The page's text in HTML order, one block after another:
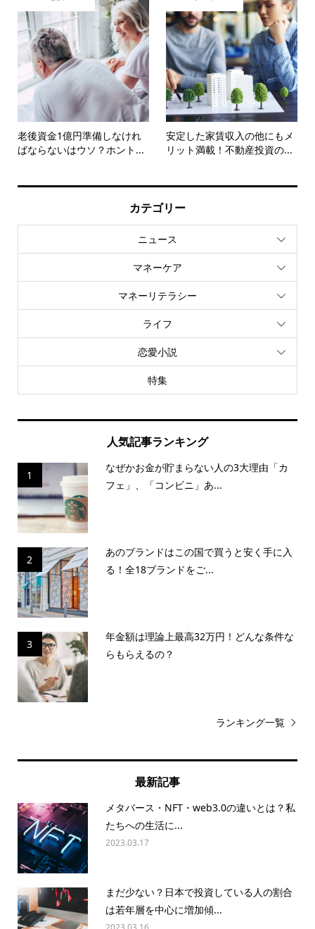
老後資金1億円準備しなけれ
ばならないはウソ？ホント...
安定した家賃収入の他にもメ
リット満載！不動産投資の...
カテゴリー
ニュース
マネーケア
マネーリテラシー
ライフ
恋愛小説
特集
人気記事ランキング
1
なぜかお金が貯まらない人の3大理由「カ
フェ」、「コンビニ」あ...
2
あのブランドはこの国で買うと安く手に入
る！全18ブランドをご...
3
年金額は理論上最高32万円！どんな条件な
らもらえるの？
ランキング一覧
最新記事
メタバース・NFT・web3.0の違いとは？私
たちへの生活に...
2023.03.17
まだ少ない？日本で投資している人の割合
は若年層を中心に増加傾...